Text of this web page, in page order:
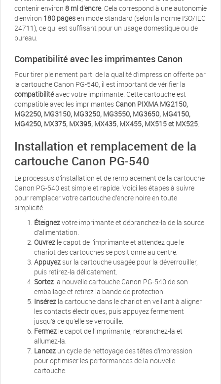
contenir environ 8 ml d’encre. Cela correspond à une autonomie
d’environ 180 pagesen mode standard (selon la norme ISO/IEC
24711), ce qui est suffisant pour un usage domestique ou de
bureau.
Compatibilité avec les imprimantes Canon
Pour tirer pleinement parti de la qualité d’impression offerte par
la cartouche Canon PG-540, il est important de vérifier la
compatibilitéavec votre imprimante. Cette cartouche est
compatible avec les imprimantes Canon PIXMA MG2150,
MG2250, MG3150, MG3250, MG3550, MG3650, MG4150,
MG4250, MX375, MX395, MX435, MX455, MX515 et MX525
Installation et remplacement de la
cartouche Canon PG-540
Le processus d’installation et de remplacement de la cartouche
Canon PG-540 est simple et rapide. Voici les étapes à suivre
pour remplacer votre cartouche d’encre noire en toute
simplicité.
Éteignezvotre imprimante et débranchez-la de la source
d’alimentation.
Ouvrez le capot de l’imprimante et attendez que le
chariot des cartouches se positionne au centre.
Appuyez sur la cartouche usagée pour la déverrouiller,
puis retirez-la délicatement.
Sortez la nouvelle cartouche Canon PG-540 de son
emballage et retirez la bande de protection.
Insérez la cartouche dans le chariot en veillant à aligner
les contacts électriques, puis appuyez fermement
jusqu’à ce qu’elle se verrouille.
Fermez le capot de l’imprimante, rebranchez-la et
allumez-la.
Lancez un cycle de nettoyage des têtes d’impression
pour optimiser les performances de la nouvelle
cartouche.